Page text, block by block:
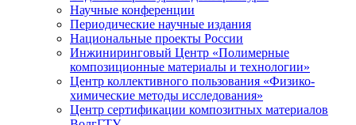
Научные конференции
Периодические научные издания
Национальные проекты России
Инжиниринговый Центр «Полимерные
композиционные материалы и технологии»
Центр коллективного пользования «Физико-
химические методы исследования»
Центр сертификации композитных материалов